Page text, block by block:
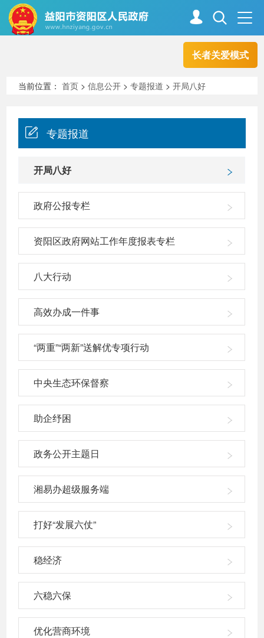
长者关爱模式
走进资阳
政务资阳 信息公开
新闻中心
政务服务
高效办成一件事
当前位置：首页 >信息公开 >专题报道 >开局八好
专题报道
开局八好
政府公报专栏
资阳区政府网站工作年度报表专栏
八大行动
高效办成一件事
“两重”“两新”送解优专项行动
中央生态环保督察
助企纾困
政务公开主题日
湘易办超级服务端
打好“发展六仗”
稳经济
六稳六保
优化营商环境